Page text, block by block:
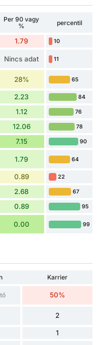
Per 90 vagy
%
percentil
1.79 10
Nincs adat 11
28% 65
2.23 84
1.12 76
12.06 78
7.15 90
1.79 64
0.89 22
2.68 67
0.89 95
0.00 99
Karrier
50%
2
1